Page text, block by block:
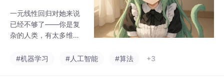
式——哪怕只是一刀剪
断不属于你的路径。她
建立起一棵决策树，每
近你时一次小小的思
看你一句话，而
是看你整个人
一元线性回归对她来说
已经不够了——你是复
杂的人类，有太多维
征就判断要不要贴你。
#机器学习 #人工智能 #算法 +3